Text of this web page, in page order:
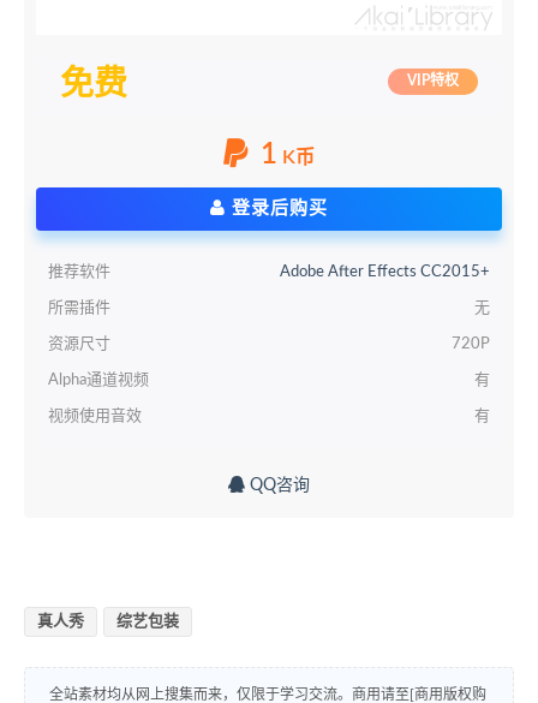
免费 VIP特权
1 K币
登录后购买
推荐软件 Adobe After Effects CC2015+
所需插件 无
资源尺寸 720P
Alpha通道视频 有
视频使用音效 有
QQ咨询
真人秀 综艺包装
全站素材均从网上搜集而来，仅限于学习交流。商用请至[商用版权购